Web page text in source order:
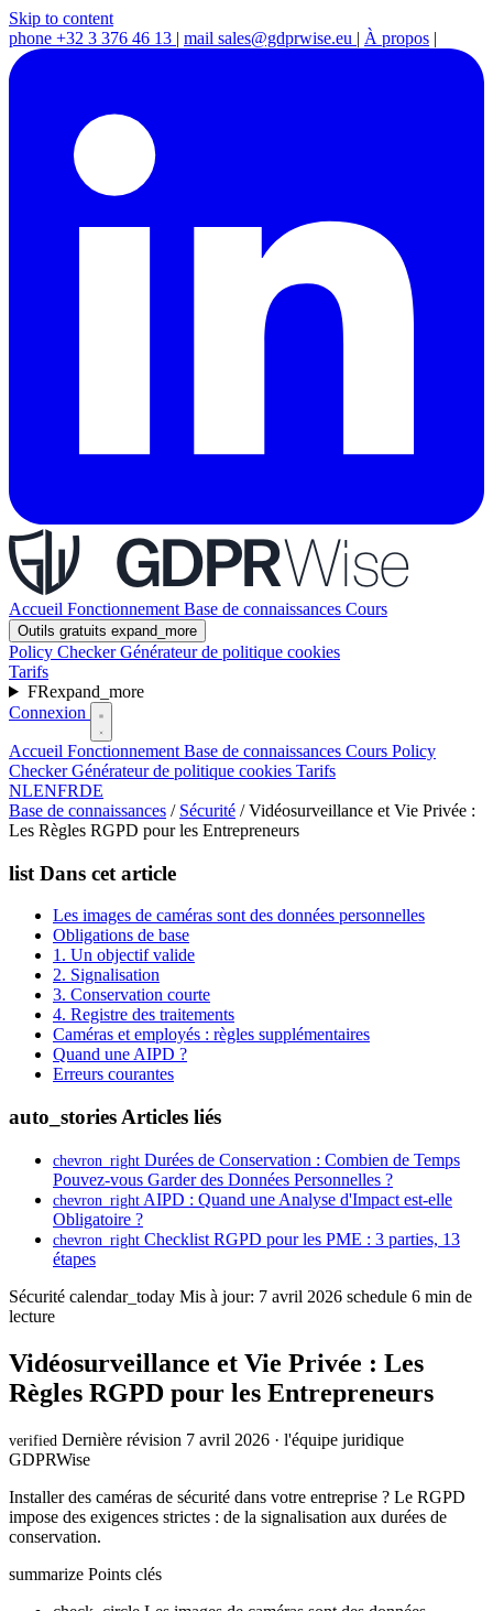
Skip to content
phone +32 3 376 46 13 | mail sales@gdprwise.eu | À propos |
Accueil Fonctionnement Base de connaissances Cours
Outils gratuits expand_more
Policy CheckerGénérateur de politique cookies
Tarifs
FRexpand_more
Connexion
Accueil Fonctionnement Base de connaissances Cours Policy
CheckerGénérateur de politique cookies Tarifs
NLENFRDE
Base de connaissances / Sécurité / Vidéosurveillance et Vie Privée :
Les Règles RGPD pour les Entrepreneurs
list Dans cet article
Les images de caméras sont des données personnelles
Obligations de base
1. Un objectif valide
2. Signalisation
3. Conservation courte
4. Registre des traitements
Caméras et employés : règles supplémentaires
Quand une AIPD ?
Erreurs courantes
auto_stories Articles liés
chevron_right Durées de Conservation : Combien de Temps
Pouvez-vous Garder des Données Personnelles ?
chevron_right AIPD : Quand une Analyse d'Impact est-elle
Obligatoire ?
chevron_right Checklist RGPD pour les PME : 3 parties, 13
étapes
Sécurité calendar_today Mis à jour: 7 avril 2026 schedule 6 min de
lecture
Vidéosurveillance et Vie Privée : Les
Règles RGPD pour les Entrepreneurs
verified Dernière révision 7 avril 2026 · l'équipe juridique
GDPRWise
Installer des caméras de sécurité dans votre entreprise ? Le RGPD
impose des exigences strictes : de la signalisation aux durées de
conservation.
summarize Points clés